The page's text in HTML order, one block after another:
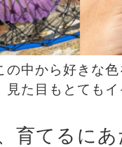
の中から好きな
見た目もとても
育てるに